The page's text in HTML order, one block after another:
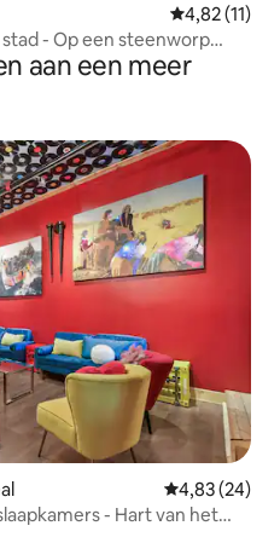
Gemiddelde
4,82 (11)
- Op een steenworp
aan een meer
Gemiddelde
4,83 (24)
- Hart van het